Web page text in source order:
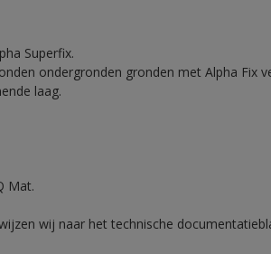
Superfix.
ondergronden gronden met Alpha Fix
laag.
Mat.
wij naar het technische